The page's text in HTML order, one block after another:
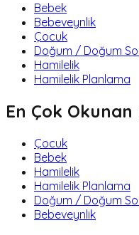
Bebek
Bebeveynlik
Çocuk
Doğum / Doğum
Hamilelik
Hamilelik Planlama
En Çok
Çocuk
Bebek
Hamilelik
Hamilelik Planlama
Doğum / Doğum
Bebeveynlik